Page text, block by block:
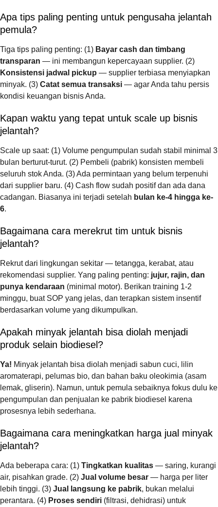
Apa tips paling penting untuk pengusaha jelantah
pemula?
Tiga tips paling penting: (1) Bayar cash dan timbang
transparan — ini membangun kepercayaan supplier. (2)
Konsistensi jadwal pickup — supplier terbiasa menyiapkan
minyak. (3) Catat semua transaksi — agar Anda tahu persis
kondisi keuangan bisnis Anda.
Kapan waktu yang tepat untuk scale up bisnis
jelantah?
Scale up saat: (1) Volume pengumpulan sudah stabil minimal 3
bulan berturut-turut. (2) Pembeli (pabrik) konsisten membeli
seluruh stok Anda. (3) Ada permintaan yang belum terpenuhi
dari supplier baru. (4) Cash flow sudah positif dan ada dana
cadangan. Biasanya ini terjadi setelah bulan ke-4 hingga ke-
6.
Bagaimana cara merekrut tim untuk bisnis
jelantah?
Rekrut dari lingkungan sekitar — tetangga, kerabat, atau
rekomendasi supplier. Yang paling penting: jujur, rajin, dan
punya kendaraan (minimal motor). Berikan training 1-2
minggu, buat SOP yang jelas, dan terapkan sistem insentif
berdasarkan volume yang dikumpulkan.
Apakah minyak jelantah bisa diolah menjadi
produk selain biodiesel?
Ya! Minyak jelantah bisa diolah menjadi sabun cuci, lilin
aromaterapi, pelumas bio, dan bahan baku oleokimia (asam
lemak, gliserin). Namun, untuk pemula sebaiknya fokus dulu ke
pengumpulan dan penjualan ke pabrik biodiesel karena
prosesnya lebih sederhana.
Bagaimana cara meningkatkan harga jual minyak
jelantah?
Ada beberapa cara: (1) Tingkatkan kualitas — saring, kurangi
air, pisahkan grade. (2) Jual volume besar — harga per liter
lebih tinggi. (3) Jual langsung ke pabrik, bukan melalui
perantara. (4) Proses sendiri (filtrasi, dehidrasi) untuk